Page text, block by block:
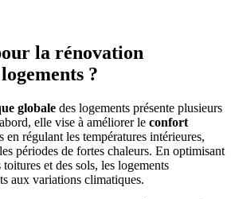
la rénovation
?
globale des logements présente plusieurs
elle vise à améliorer le confort
en régulant les températures intérieures,
périodes de fortes chaleurs. En optimisant
et des sols, les logements
aux variations climatiques.